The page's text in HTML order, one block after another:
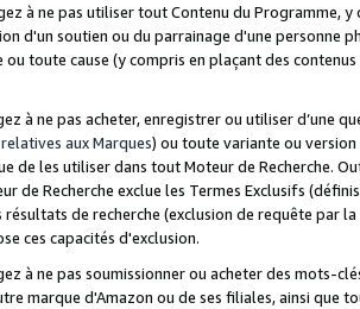
à ne pas utiliser tout Contenu du Programme,
d'un soutien ou du parrainage d'une personne
toute cause (y compris en plaçant des
à ne pas acheter, enregistrer ou utiliser d’une
aux Marques) ou toute variante ou
de les utiliser dans tout Moteur de Recherche.
de Recherche exclue les Termes Exclusifs
résultats de recherche (exclusion de requête
ces capacités d'exclusion.
à ne pas soumissionner ou acheter des mots-
marque d'Amazon ou de ses filiales, ainsi que